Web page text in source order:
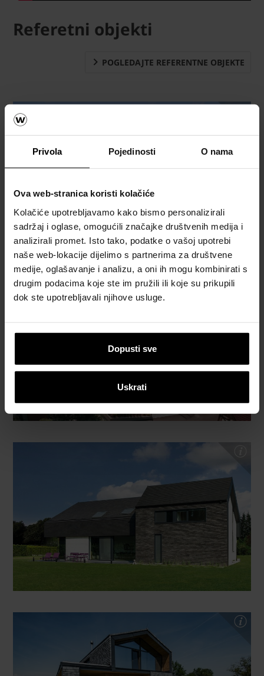
Privola Pojedinosti O nama
Ova web-stranica koristi kolačiće
Kolačiće upotrebljavamo kako bismo personalizirali
sadržaj i oglase, omogućili značajke društvenih medija i
analizirali promet. Isto tako, podatke o vašoj upotrebi
naše web-lokacije dijelimo s partnerima za društvene
medije, oglašavanje i analizu, a oni ih mogu kombinirati s
drugim podacima koje ste im pružili ili koje su prikupili
dok ste upotrebljavali njihove usluge.
Dopusti sve
Uskrati
Referetni objekti
POGLEDAJTE REFERENTNE OBJEKTE